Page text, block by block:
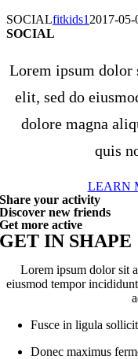
SOCIALfitkids1 2017-
SOCIAL
Lorem ipsum dolor
elit, sed do
dolore magna
quis
LEARN
Share your activity
Discover new friends
Get more active
GET IN SHAPE
Lorem ipsum dolor sit
eiusmod tempor
Fusce in ligula
Donec maximus